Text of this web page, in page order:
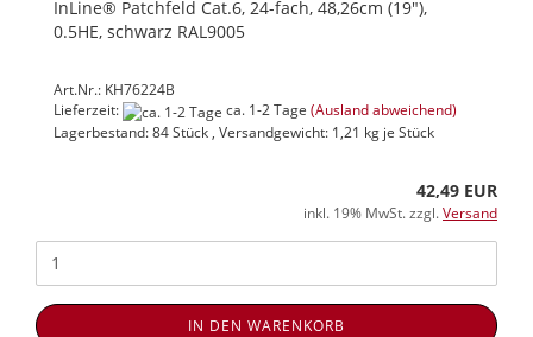
InLine® Patchfeld Cat.6, 24-fach, 48,26cm (19"),
0.5HE, schwarz RAL9005
Art.Nr.: KH76224B
Lieferzeit:
ca. 1-2 Tage (Ausland abweichend)
Lagerbestand: 84 Stück , Versandgewicht: 1,21 kg je Stück
42,49 EUR
inkl. 19% MwSt. zzgl.Versand
IN DEN WARENKORB